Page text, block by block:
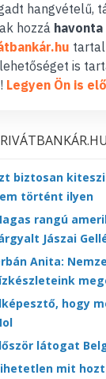
hangvételű,
hozzá
is
Legyen Ön is
biztosan
történt ilyen
rangú
Jászai
Anita:
hogy
látogat
mit